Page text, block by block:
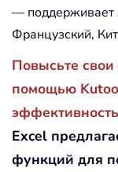
— поддерживает
Французский,
Повысьте
помощью
Excel
функций для